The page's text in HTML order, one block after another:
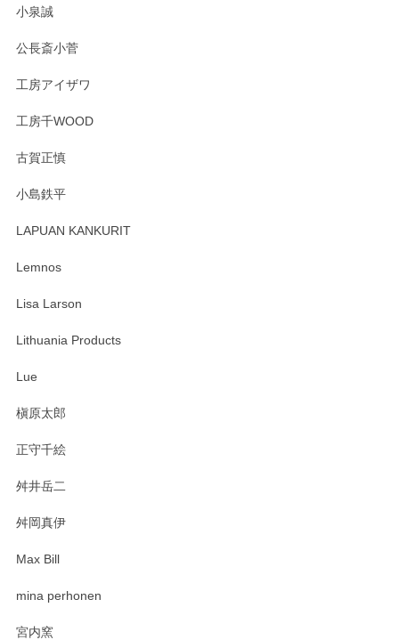
す。 素敵な湯呑みでとても気に入りました。 発送も早く、
たm(_)m
います。無事に届いたようで安心いたしまし
小泉誠
公長斎小菅
工房アイザワ
工房千WOOD
古賀正慎
小島鉄平
LAPUAN KANKURIT
Lemnos
Lisa Larson
Lithuania Products
Lue
槇原太郎
正守千絵
舛井岳二
舛岡真伊
Max Bill
mina perhonen
宮内窯